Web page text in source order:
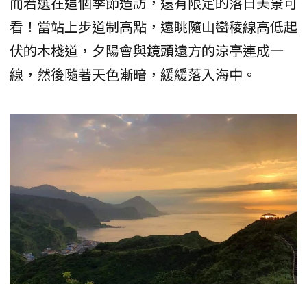
看！當站上步道制高點，遠眺隨山巒稜線高低起
伏的木棧道，夕陽會與鏡頭遠方的涼亭連成一
線，然後隨著天色漸暗，緩緩落入海中。